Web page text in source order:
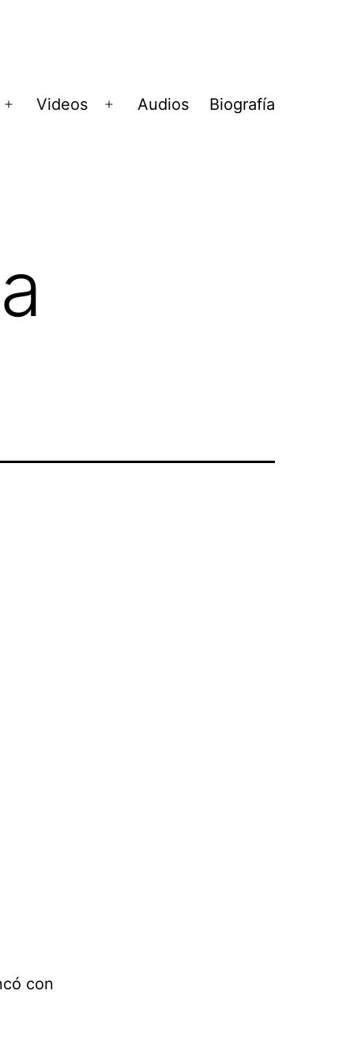
Abrir
Videos
Abrir
Audios Biografía
con